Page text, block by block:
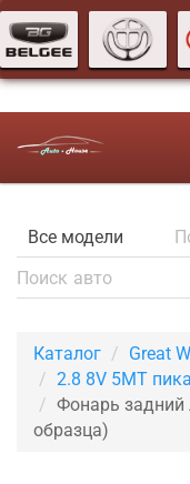
Каталог Great
2.8 8V 5MT
Фонарь задний
образца)